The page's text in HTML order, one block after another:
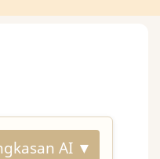
AI ▼